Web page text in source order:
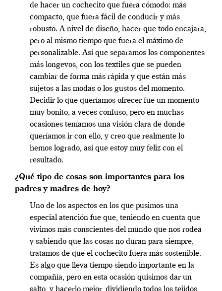
de hacer un cochecito que fuera cómodo: más
compacto, que fuera fácil de conducir y más
robusto. A nivel de diseño, hacer que todo encajara,
pero al mismo tiempo que fuera el máximo de
personalizable. Así que separamos los componentes
más longevos, con los textiles que se pueden
cambiar de forma más rápida y que están más
sujetos a las modas o los gustos del momento.
Decidir lo que queríamos ofrecer fue un momento
muy bonito, a veces confuso, pero en muchas
ocasiones teníamos una visión clara de donde
queríamos ir con ello, y creo que realmente lo
hemos logrado, así que estoy muy feliz con el
resultado.
¿Qué tipo de cosas son importantes para los
padres y madres de hoy?
Uno de los aspectos en los que pusimos una
especial atención fue que, teniendo en cuenta que
vivimos más conscientes del mundo que nos rodea
y sabiendo que las cosas no duran para siempre,
tratamos de que el cochecito fuera más sostenible.
Es algo que lleva tiempo siendo importante en la
compañía, pero en esta ocasión quisimos dar un
salto, y hacerlo mejor, dividiendo todos los tejidos